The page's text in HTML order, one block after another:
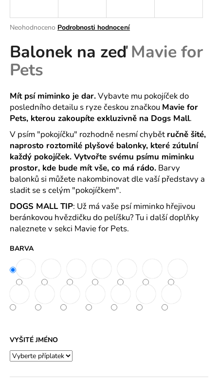
Průměrné
produktu
je
0,0
z
hvězdiček.
Neohodnoceno Podrobnosti hodnocení
Balonek na zeďMavie for
Pets
Mít psí miminko je dar.Vybavte mu pokojíček do
posledního detailu s ryze českou značkou Mavie for
Pets, kterou zakoupíte exkluzivně na Dogs Mall.
V psím "pokojíčku" rozhodně nesmí chybět ručně šité,
naprosto roztomilé plyšové balonky, které zútulní
každý pokojíček. Vytvořte svému psímu miminku
prostor, kde bude mít vše, co má rádo. Barvy
balonků si můžete nakombinovat dle vaší představy a
sladit se s celým "pokojíčkem".
DOGS MALL TIP: Už má vaše psí miminko hřejivou
beránkovou hvězdičku do pelíšku? Tu i další doplňky
naleznete v sekci Mavie for Pets.
BARVA
VYŠITÉ JMÉNO
j
t
?
HLEDAT
D
o
p
o
r
u
č
u
e
m
e
BĚLÍCÍ
A
YUUP!
250
ML
235